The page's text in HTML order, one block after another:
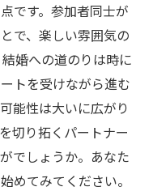
です。参加者同士が
で、楽しい雰囲気の
婚への道のりは時に
トを受けながら進む
能性は大いに広がり
切り拓くパートナー
でしょうか。あなた
めてみてください。